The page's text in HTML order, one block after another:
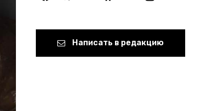
Написать в редакцию